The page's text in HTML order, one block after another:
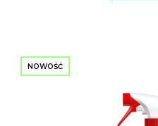
NOWOŚĆ